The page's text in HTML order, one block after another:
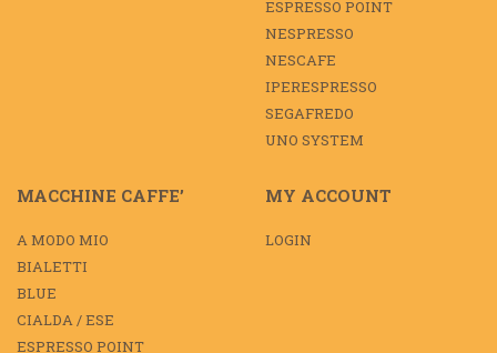
ESPRESSO POINT
NESPRESSO
NESCAFE
IPERESPRESSO
SEGAFREDO
UNO SYSTEM
MACCHINE CAFFE’
A MODO MIO
BIALETTI
BLUE
CIALDA / ESE
ESPRESSO POINT
MY ACCOUNT
LOGIN